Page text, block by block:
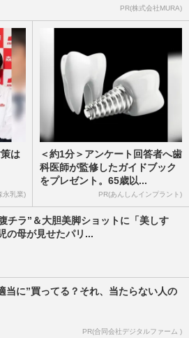
PR(株式会社MURA)
は
永乳業)
＜約1分＞アンケート回答者へ歯
科医師が監修したガイドブック
をプレゼント。65歳以...
PR(あんしんインプラント)
チラ”＆大胆美脚ショットに「美しす
の母が見せたパリ...
当に”買ってる？それ、当たらない人の
PR(合同会社デジタルファーム )